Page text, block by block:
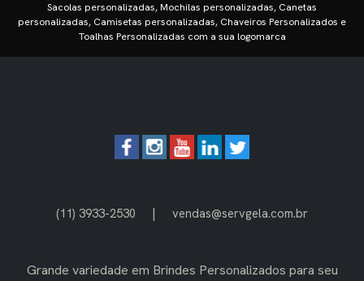
Sacolas personalizadas, Mochilas personalizadas, Canetas
personalizadas, Camisetas personalizadas, Chaveiros Personalizados e
Toalhas Personalizadas com a sua logomarca
(11) 3933-2530 | vendas@servgela.com.br
Grande variedade em Brindes Personalizados para seu